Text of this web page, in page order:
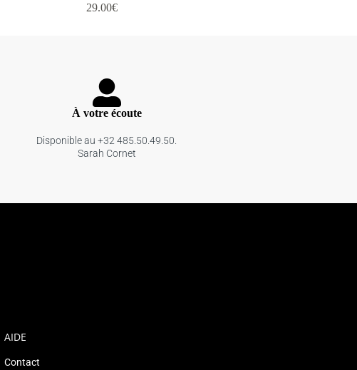
29.00€
À votre écoute
Disponible au +32 485.50.49.50.
Sarah Cornet
AIDE
Contact